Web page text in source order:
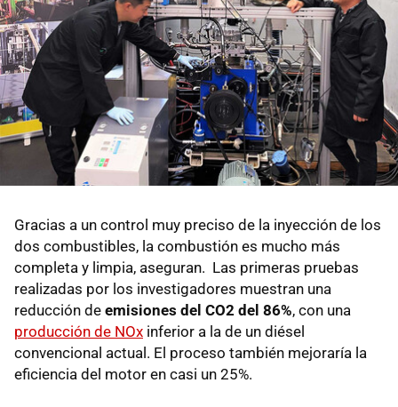
Gracias a un control muy preciso de la inyección de los
dos combustibles, la combustión es mucho más
completa y limpia, aseguran. Las primeras pruebas
realizadas por los investigadores muestran una
reducción de emisiones del CO2 del 86%, con una
producción de NOx inferior a la de un diésel
convencional actual. El proceso también mejoraría la
eficiencia del motor en casi un 25%.